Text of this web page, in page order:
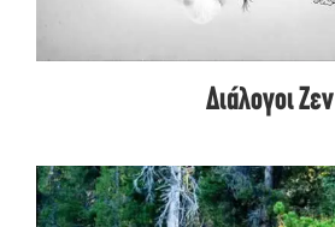
Διάλογοι Ζεν